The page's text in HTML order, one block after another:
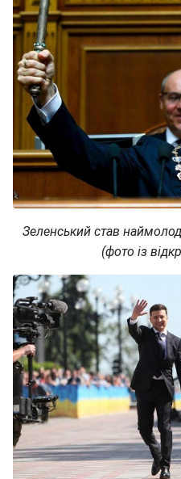
Зеленський став
(фото із